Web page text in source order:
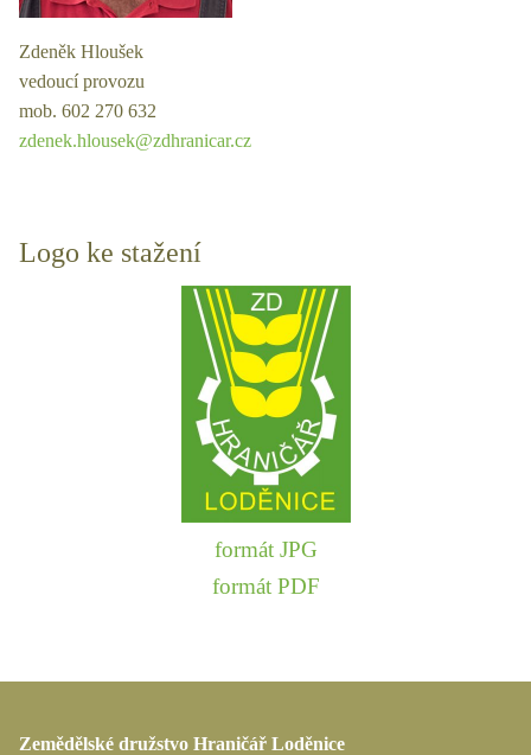
Zdeněk Hloušek
vedoucí provozu
mob. 602 270 632
zdenek.hlousek@zdhranicar.cz
Logo ke stažení
formát JPG
formát PDF
Zemědělské družstvo Hraničář Loděnice